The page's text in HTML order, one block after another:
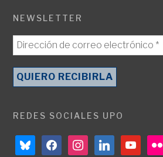
NEWSLETTER
REDES SOCIALES UPO
blueskyfacebookinstagramlinkedinyoutubeflickr